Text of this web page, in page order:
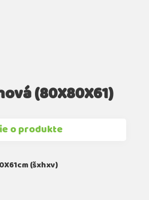
(80X80X61)
o produkte
(šxhxv)